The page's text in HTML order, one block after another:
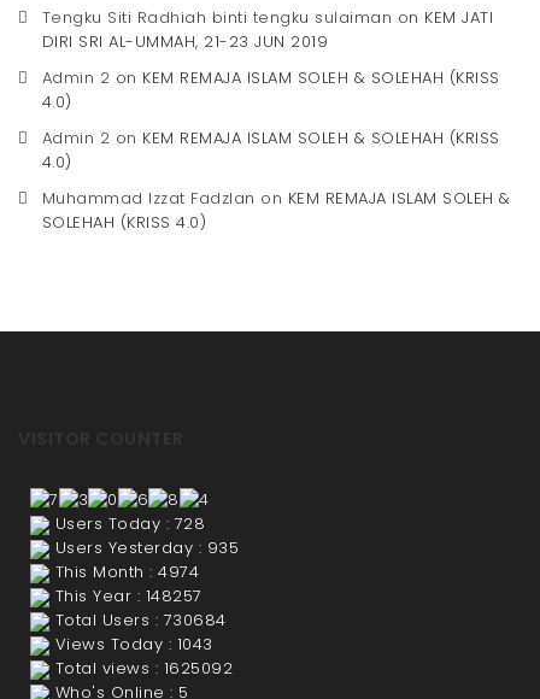
Tengku Siti Radhiah binti tengku sulaiman on KEM JATI
DIRI SRI AL-UMMAH, 21-23 JUN 2019
Admin 2 on KEM REMAJA ISLAM SOLEH & SOLEHAH (KRISS
4.0)
Admin 2 on KEM REMAJA ISLAM SOLEH & SOLEHAH (KRISS
4.0)
Muhammad Izzat Fadzlan on KEM REMAJA ISLAM SOLEH &
SOLEHAH (KRISS 4.0)
Users Today : 728
Users Yesterday : 935
This Month : 4974
This Year : 148257
Total Users : 730684
Views Today : 1043
Total views : 1625092
Who's Online : 5